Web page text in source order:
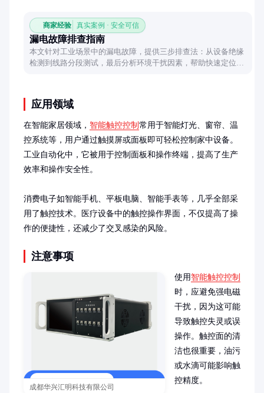
商家经验 真实案例 · 安全可信
漏电故障排查指南
本文针对工业场景中的漏电故障，提供三步排查法：从设备绝缘
检测到线路分段测试，最后分析环境干扰因素，帮助快速定位问
应用领域
在智能家居领域， 智能触控控制 常用于智能灯光、窗帘、温
控系统等，用户通过触摸屏或面板即可轻松控制家中设备。
工业自动化中，它被用于控制面板和操作终端，提高了生产
效率和操作安全性。
消费电子如智能手机、平板电脑、智能手表等，几乎全部采
用了触控技术。医疗设备中的触控操作界面，不仅提高了操
作的便捷性，还减少了交叉感染的风险。
注意事项
成都华兴汇明科技有限公司
使用 智能触控控制
时，应避免强电磁
干扰，因为这可能
导致触控失灵或误
操作。触控面的清
洁也很重要，油污
或水滴可能影响触
控精度。